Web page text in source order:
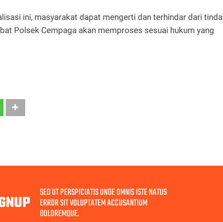
ini, masyarakat dapat mengerti dan terhindar dari
Polsek Cempaga akan memproses sesuai hukum yang
SED UT PERSPICIATIS UNDE OMNIS ISTE NATUS
ERROR SIT VOLUPTATEM ACCUSANTIUM
DOLOREMQUE.